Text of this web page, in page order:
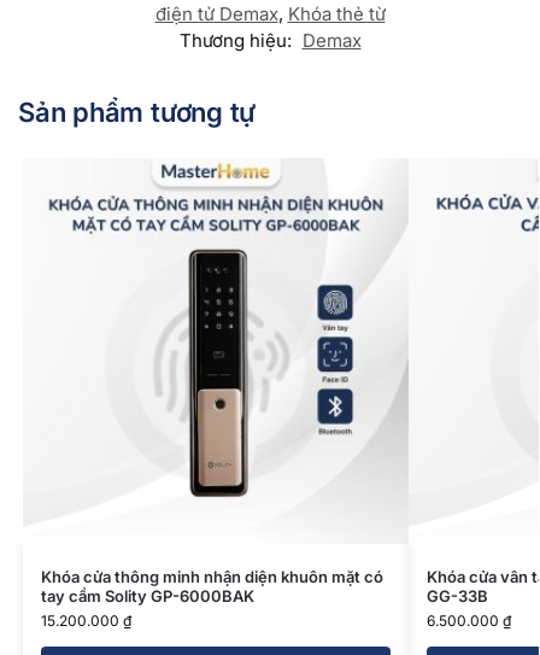
điện tử Demax, Khóa thẻ từ
Thương hiệu: Demax
Sản phẩm tương tự
Khóa cửa thông minh nhận diện khuôn mặt có
tay cầm Solity GP-6000BAK
15.200.000 ₫
Khóa cửa vân
GG-33B
6.500.000 ₫